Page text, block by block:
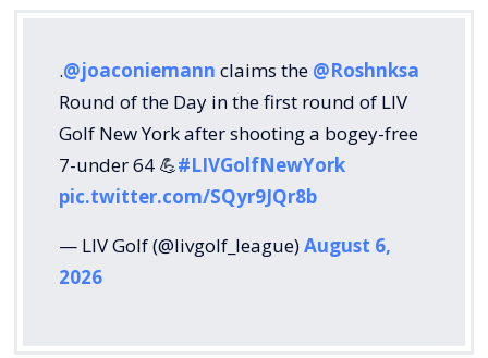
.@joaconiemann claims the @Roshnksa
Round of the Day in the first round of LIV
Golf New York after shooting a bogey-free
7-under 64 💪#LIVGolfNewYork
pic.twitter.com/SQyr9JQr8b
— LIV Golf (@livgolf_league)August 6,
2026